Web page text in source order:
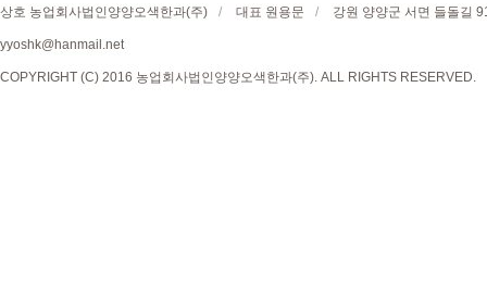
상호 농업회사법인양양오색한과(주) / 대표 원용문 / 강원 양양군 서면 들돌길
yyoshk@hanmail.net
COPYRIGHT (C) 2016 농업회사법인양양오색한과(주). ALL RIGHTS RESERVED.